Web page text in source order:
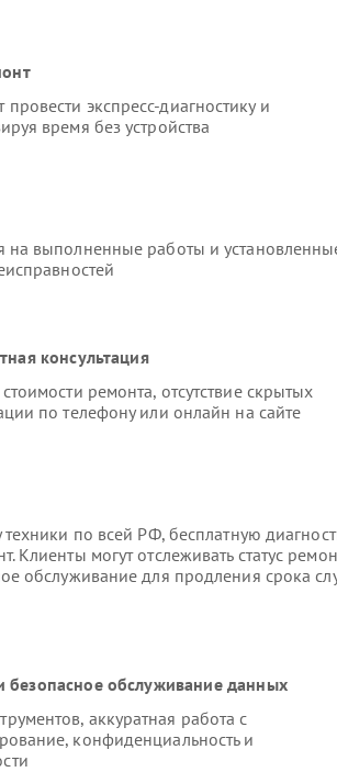
экспресс-диагностику и
время без устройства
на выполненные работы и
консультация
ремонта, отсутствие скрытых
по телефону или онлайн на сайте
по всей РФ, бесплатную
могут отслеживать статус
обслуживание для продления срока
обслуживание данных
аккуратная работа с
конфиденциальность и